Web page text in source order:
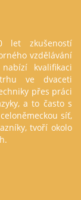
let zkušeností
vzdělávání
kvalifikaci
ve dvaceti
přes práci
a to často s
síť,
tvoří okolo